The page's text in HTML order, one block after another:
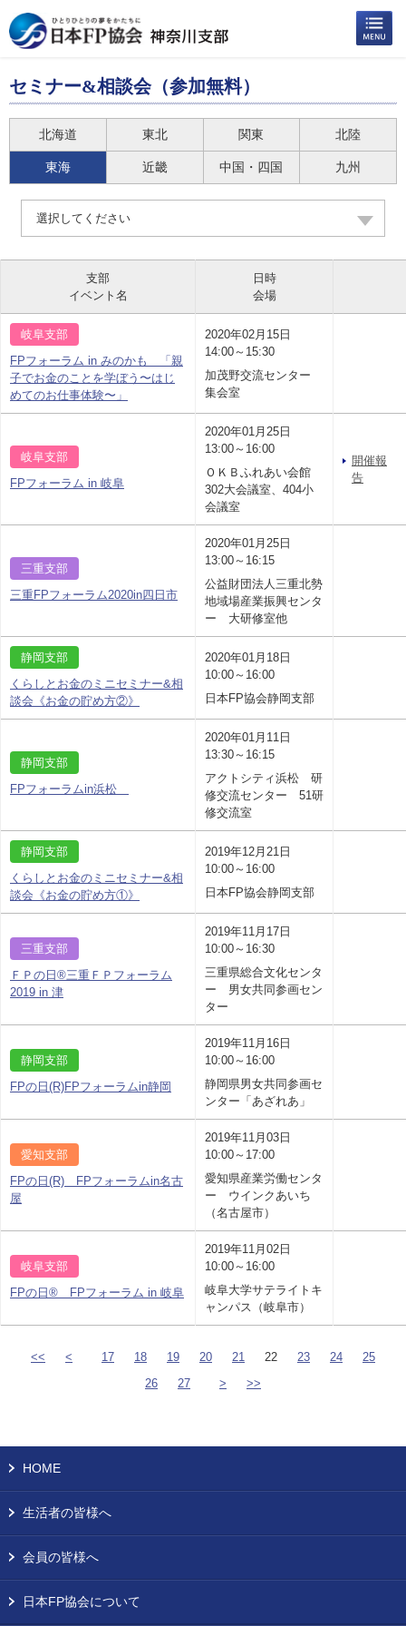
セミナー&相談会（参加無料）
北海道 東北 関東 北陸
東海 近畿 中国・四国 九州
選択してください
支部
イベント名
日時
会場
岐阜支部
FPフォーラム in みのかも 「親
子でお金のことを学ぼう〜はじ
めてのお仕事体験〜」
2020年02月15日
14:00～15:30
加茂野交流センター
集会室
岐阜支部
FPフォーラム in 岐阜
2020年01月25日
13:00～16:00
ＯＫＢふれあい会館
302大会議室、404小
会議室
開催報
告
三重支部
三重FPフォーラム2020in四日市
2020年01月25日
13:00～16:15
公益財団法人三重北勢
地域場産業振興センタ
ー 大研修室他
静岡支部
くらしとお金のミニセミナー&相
談会《お金の貯め方②》
2020年01月18日
10:00～16:00
日本FP協会静岡支部
静岡支部
FPフォーラムin浜松
2020年01月11日
13:30～16:15
アクトシティ浜松 研
修交流センター 51研
修交流室
静岡支部
くらしとお金のミニセミナー&相
談会《お金の貯め方①》
2019年12月21日
10:00～16:00
日本FP協会静岡支部
三重支部
ＦＰの日®三重ＦＰフォーラム
2019 in 津
2019年11月17日
10:00～16:30
三重県総合文化センタ
ー 男女共同参画セン
ター
静岡支部
FPの日(R)FPフォーラムin静岡
2019年11月16日
10:00～16:00
静岡県男女共同参画セ
ンター「あざれあ」
愛知支部
FPの日(R) FPフォーラムin名古
屋
2019年11月03日
10:00～17:00
愛知県産業労働センタ
ー ウインクあいち
（名古屋市）
岐阜支部
FPの日® FPフォーラム in 岐阜
2019年11月02日
10:00～16:00
岐阜大学サテライトキ
ャンパス（岐阜市）
<< < 17 18 19 20 21 22 23 24
25
26
27 > >>
HOME
生活者の皆様へ
会員の皆様へ
日本FP協会について